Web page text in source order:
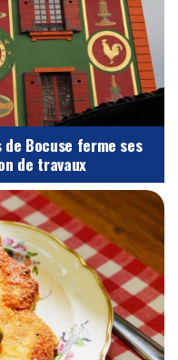
de Bocuse ferme ses
de travaux